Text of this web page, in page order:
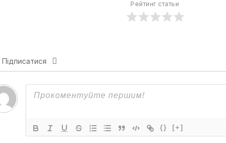
Рейтинг статьи
Підписатися
{} [+]